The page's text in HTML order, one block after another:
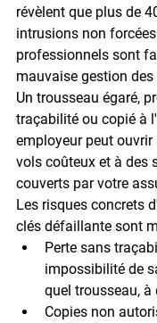
révèlent que plus de
intrusions non forcées
professionnels sont
mauvaise gestion
Un trousseau égaré,
traçabilité ou copié à
employeur peut ouvrir
vols coûteux et à des
couverts par votre
Les risques concrets
clés défaillante sont
Perte sans
impossibilité de
quel trousseau, à
Copies non